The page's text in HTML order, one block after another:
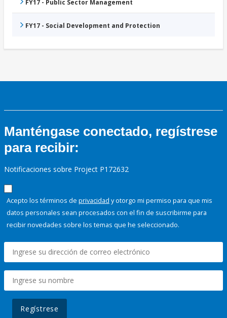
FY17 - Public Sector Management
FY17 - Social Development and Protection
Manténgase conectado, regístrese
para recibir:
Notificaciones sobre Project P172632
Acepto los términos de privacidad y otorgo mi permiso para que mis
datos personales sean procesados con el fin de suscribirme para
recibir novedades sobre los temas que he seleccionado.
Regístrese